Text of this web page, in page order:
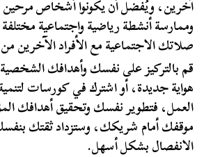
آخرين، ويُفضل أن يكونوا أشخاص مرحين
وممارسة أنشطة رياضية واجتماعية
صلاتك الاجتماعية مع الأفراد الآخرين
قم بالتركيز على نفسك وأهدافك
هواية جديدة، أو اشترك في كورسات
العمل، فتطوير نفسك وتحقيق أهدافك
موقفك أمام شريكك، وستزداد ثقتك
الانفصال بشكل أسهل.